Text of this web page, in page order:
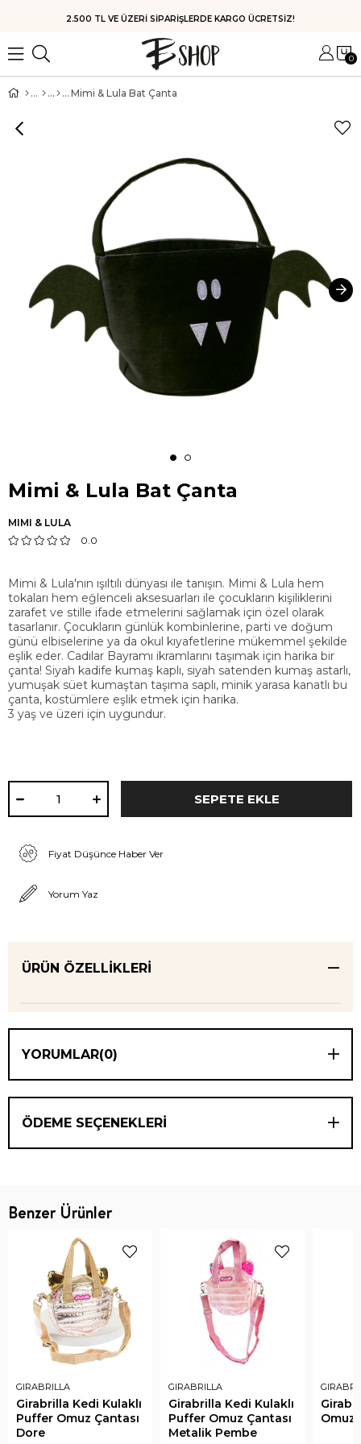
HIZLI KARGO
0
Mimi & Lula Bat Çanta
Mimi & Lula Bat Çanta
MIMI & LULA
0.0
Mimi & Lula'nın ışıltılı dünyası ile tanışın. Mimi & Lula hem
tokaları hem eğlenceli aksesuarları ile çocukların kişiliklerini
zarafet ve stille ifade etmelerini sağlamak için özel olarak
tasarlanır. Çocukların günlük kombinlerine, parti ve doğum
günü elbiselerine ya da okul kıyafetlerine mükemmel şekilde
eşlik eder. Cadılar Bayramı ikramlarını taşımak için harika bir
çanta! Siyah kadife kumaş kaplı, siyah satenden kumaş astarlı,
yumuşak süet kumaştan taşıma saplı, minik yarasa kanatlı bu
çanta, kostümlere eşlik etmek için harika.
3 yaş ve üzeri için uygundur.
Fiyat Düşünce Haber Ver
Yorum Yaz
ÜRÜN ÖZELLIKLERI
YORUMLAR(0)
ÖDEME SEÇENEKLERI
Benzer Ürünler
GIRABRILLA
Girabrilla Kedi Kulaklı
Puffer Omuz Çantası
Dore
GIRABRILLA
Girabrilla Kedi Kulaklı
Puffer Omuz Çantası
Metalik Pembe
Omuz